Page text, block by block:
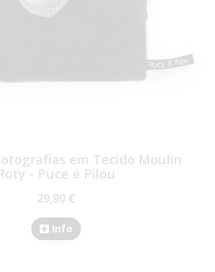
em Tecido Moulin
- Puce e Pilou
29,90 €
Info